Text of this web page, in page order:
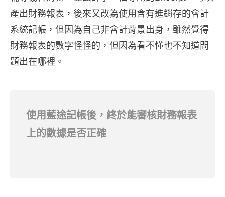
產出財務報表，後來又改為使用含有進銷存的會計
系統記帳，但因為自己非會計背景出身，雖然覺得
財務報表的數字怪怪的，但因為看不懂也不知道問
題出在哪裡。
使用藍途記帳後，終於能審核財務報表
上的數據是否正確